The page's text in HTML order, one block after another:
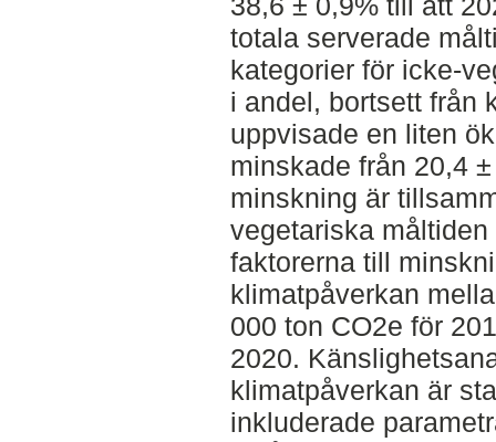
totala serverade
kategorier för icke-
i andel, bortsett från
uppvisade en liten
minskade från 20,4
minskning är
vegetariska
faktorerna till
klimatpåverkan
000 ton CO2e för
2020.
klimatpåverkan är
inkluderade